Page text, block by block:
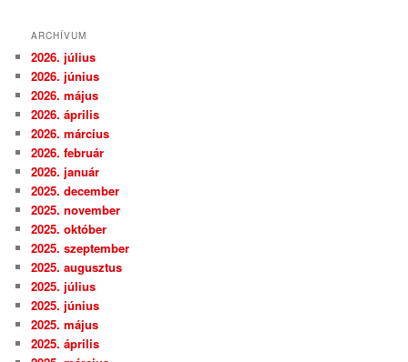
ARCHÍVUM
2026. július
2026. június
2026. május
2026. április
2026. március
2026. február
2026. január
2025. december
2025. november
2025. október
2025. szeptember
2025. augusztus
2025. július
2025. június
2025. május
2025. április